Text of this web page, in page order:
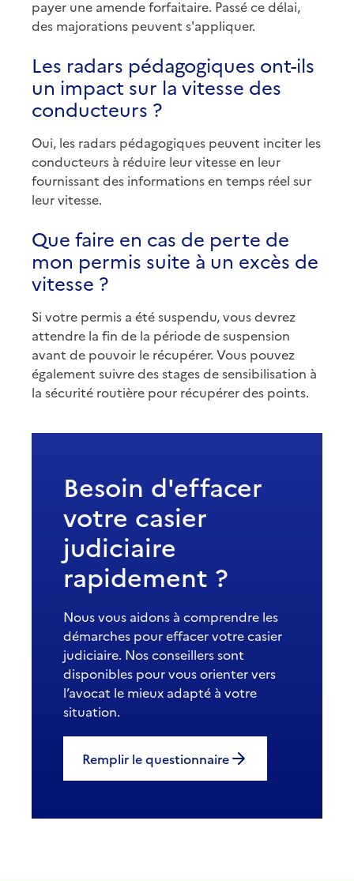
payer une amende forfaitaire. Passé ce délai,
des majorations peuvent s'appliquer.
Les radars pédagogiques ont-ils
un impact sur la vitesse des
conducteurs ?
Oui, les radars pédagogiques peuvent inciter les
conducteurs à réduire leur vitesse en leur
fournissant des informations en temps réel sur
leur vitesse.
Que faire en cas de perte de
mon permis suite à un excès de
vitesse ?
Si votre permis a été suspendu, vous devrez
attendre la fin de la période de suspension
avant de pouvoir le récupérer. Vous pouvez
également suivre des stages de sensibilisation à
la sécurité routière pour récupérer des points.
Besoin d'effacer
votre casier
judiciaire
rapidement ?
Nous vous aidons à comprendre les
démarches pour effacer votre casier
judiciaire. Nos conseillers sont
disponibles pour vous orienter vers
l’avocat le mieux adapté à votre
situation.
Remplir le questionnaire